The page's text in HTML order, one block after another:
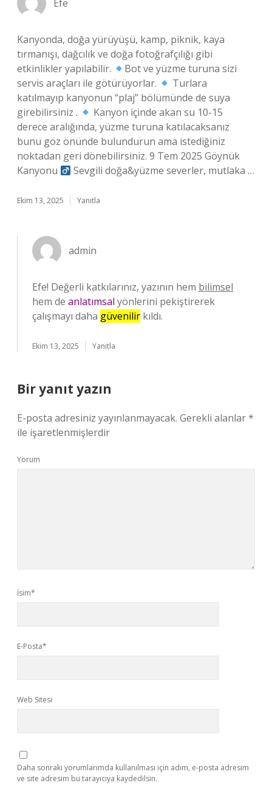
Efe
Kanyonda, doğa yürüyüşü, kamp, piknik, kaya
tırmanışı, dağcılık ve doğa fotoğrafçılığı gibi
etkinlikler yapılabilir.
Bot ve yüzme turuna sizi
servis araçları ile götürüyorlar.
Turlara
katılmayıp kanyonun “plaj” bölümünde de suya
girebilirsiniz .
Kanyon içinde akan su 10-15
derece aralığında, yüzme turuna katılacaksanız
bunu göz önünde bulundurun ama istediğiniz
noktadan geri dönebilirsiniz. 9 Tem 2025 Göynük
Kanyonu ‍
Sevgili doğa&yüzme severler, mutlaka …
Ekim 13, 2025 Yanıtla
admin
Efe! Değerli katkılarınız, yazının hem bilimsel
hem de anlatımsal yönlerini pekiştirerek
çalışmayı daha güvenilir kıldı.
Ekim 13, 2025 Yanıtla
Bir yanıt yazın
E-posta adresiniz yayınlanmayacak. Gerekli alanlar*
ile işaretlenmişlerdir
Yorum
İsim*
E-Posta*
Web Sitesi
Daha sonraki yorumlarımda kullanılması için adım, e-posta adresim
ve site adresim bu tarayıcıya kaydedilsin.